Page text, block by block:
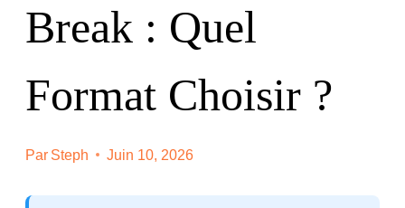
Break : Quel
Format Choisir ?
Par Steph Juin 10, 2026